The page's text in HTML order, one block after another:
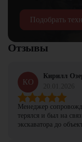
Подобрать
Отзывы
КО
Кирилл
Менеджер
терялся и был на
экскаватора до